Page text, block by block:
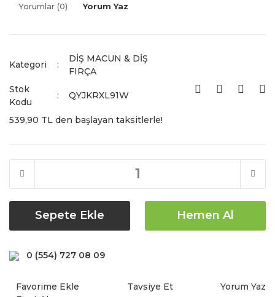
Yorumlar (0) Yorum Yaz
Kategori
DİŞ MACUN & DİŞ
FIRÇA
Stok
Kodu
QYJKRXL91W
539,90 TL den başlayan taksitlerle!
Sepete Ekle Hemen Al
0 (554) 727 08 09
Tavsiye Et
Yorum Yaz